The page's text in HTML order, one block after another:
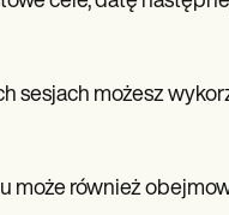
sesjach możesz
może również